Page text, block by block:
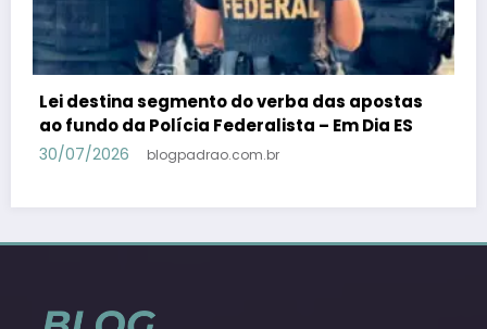
PSB confirma Geraldo Alckmin porquê
candidato a vice-presidente na fórmula com
Lula – Em Dia ES